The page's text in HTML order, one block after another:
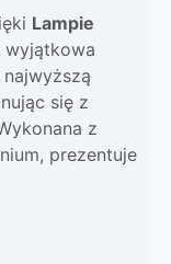
Lampie
wyjątkowa
się z
z
prezentuje